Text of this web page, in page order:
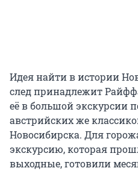
Идея найти в истории
след принадлежит
её в большой экскурсии
австрийских же
Новосибирска. Для
экскурсию, которая
выходные, готовили